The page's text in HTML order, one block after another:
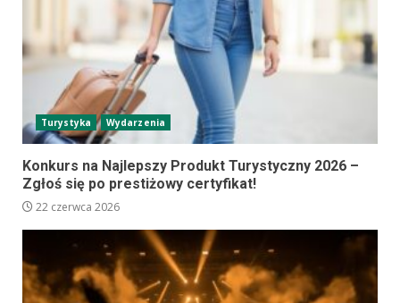
Turystyka Wydarzenia
Konkurs na Najlepszy Produkt Turystyczny 2026 –
Zgłoś się po prestiżowy certyfikat!
22 czerwca 2026